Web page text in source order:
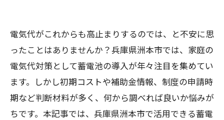
電気代がこれからも高止まりするのでは、と不安に思
ったことはありませんか？兵庫県洲本市では、家庭の
電気代対策として蓄電池の導入が年々注目を集めてい
ます。しかし初期コストや補助金情報、制度の申請時
期など判断材料が多く、何から調べれば良いか悩みが
ちです。本記事では、兵庫県洲本市で活用できる蓄電